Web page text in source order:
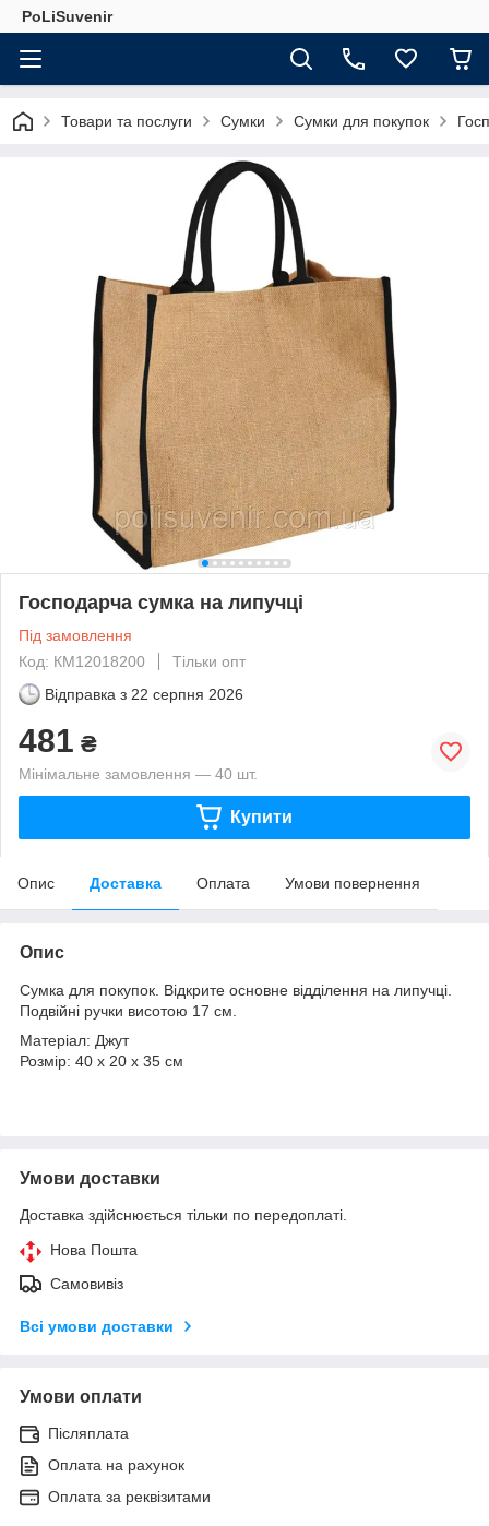
PoLiSuvenir
Товари та послуги Сумки Сумки для покупок
Господарча сумка на липучці
Під замовлення
Код: КМ12018200
Тільки опт
Відправка з 22 серпня 2026
481 ₴
Мінімальне замовлення — 40 шт.
Купити
Опис Доставка Оплата Умови повернення
Опис
Сумка для покупок. Відкрите основне відділення на липучці.
Подвійні ручки висотою 17 см.
Матеріал: Джут
Розмір: 40 x 20 x 35 cм
Умови доставки
Доставка здійснюється тільки по передоплаті.
Нова Пошта
Самовивіз
Всі умови доставки
Умови оплати
Післяплата
Оплата на рахунок
Оплата за реквізитами